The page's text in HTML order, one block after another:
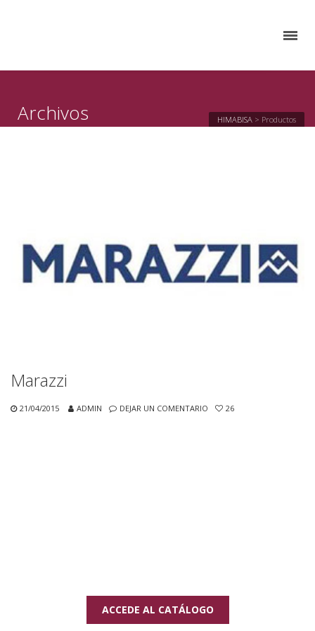
Archivos HIMABISA > Productos
Marazzi
21/04/2015 ADMIN DEJAR UN COMENTARIO 26
ACCEDE AL CATÁLOGO